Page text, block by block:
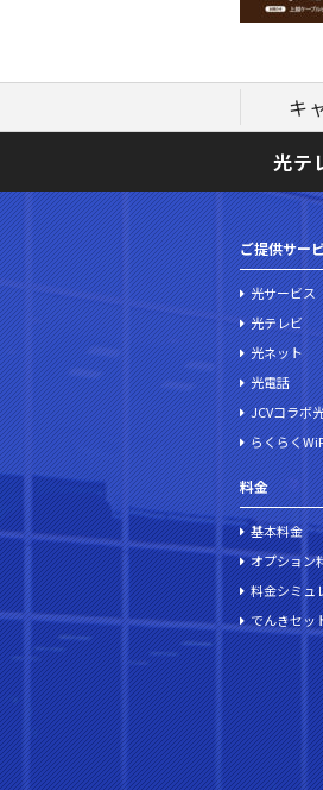
キ
光テ
ご提供サー
光サービス
光テレビ
光ネット
光電話
JCVコラボ
らくらく
料金
基本料金
オプション
料金シミュ
でんきセッ